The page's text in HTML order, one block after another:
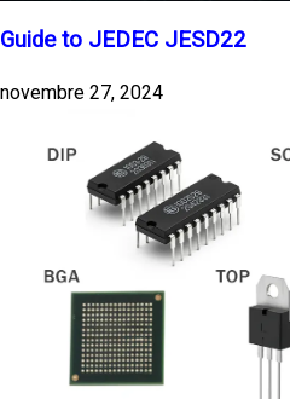
Guide to JEDEC JESD22
novembre 27, 2024